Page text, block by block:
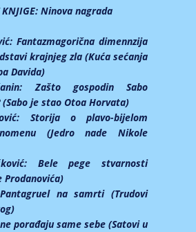
Ninova nagrada
Fantazmagorična dimennzija
krajnjeg zla (Kuća sećanja
Davida)
Zašto gospodin Sabo
je stao Otoa Horvata)
Storija o plavo-bijelom
(Jedro nade Nikole
Bele pege stvarnosti
Pantagruel na samrti (Trudovi
porađaju same sebe (Satovi u